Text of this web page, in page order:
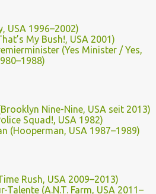
USA 1996–2002)
My Bush!, USA 2001)
(Yes Minister / Yes,
Nine-Nine, USA seit 2013)
Squad!, USA 1982)
(Hooperman, USA 1987–1989)
Rush, USA 2009–2013)
Talente (A.N.T. Farm, USA 2011–